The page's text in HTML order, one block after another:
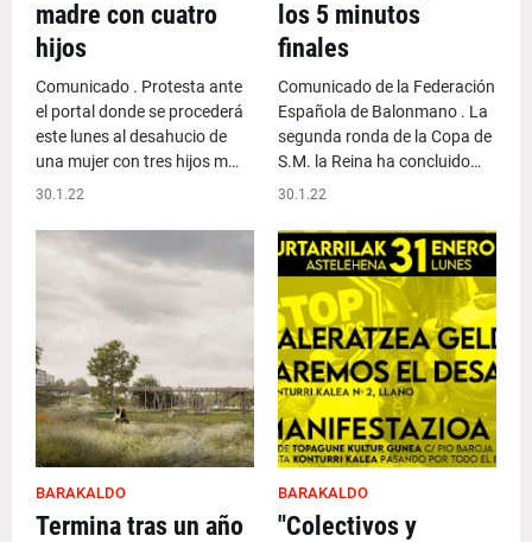
madre con cuatro
hijos
Comunicado . Protesta ante
el portal donde se procederá
este lunes al desahucio de
una mujer con tres hijos m…
30.1.22
los 5 minutos
finales
Comunicado de la Federación
Española de Balonmano . La
segunda ronda de la Copa de
S.M. la Reina ha concluido…
30.1.22
BARAKALDO
Termina tras un año
BARAKALDO
"Colectivos y